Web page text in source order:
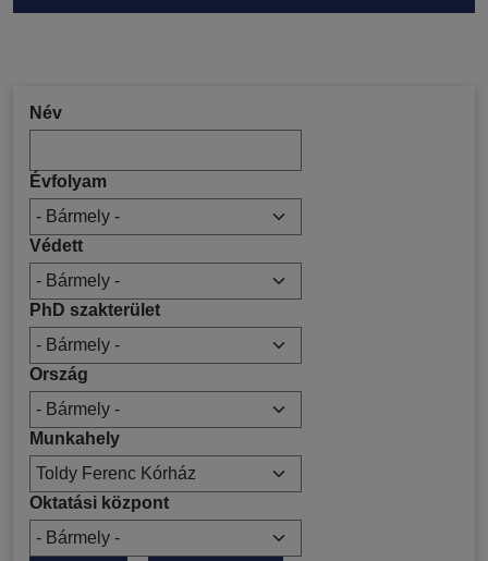
Név
Évfolyam
Védett
PhD szakterület
Ország
Munkahely
Oktatási központ